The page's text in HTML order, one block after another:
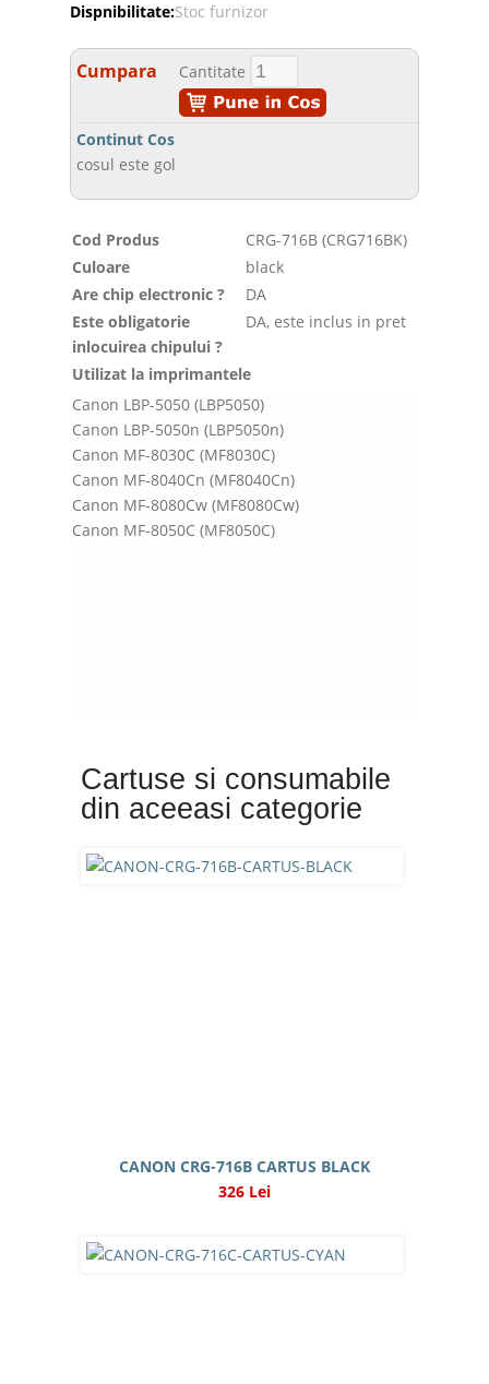
Dispnibilitate:Stoc furnizor
Cumpara Cantitate
Continut Cos
cosul este gol
Cod Produs
CRG-716B (CRG716BK)
Culoare
black
Are chip electronic ?
DA
Este obligatorie
inlocuirea chipului ?
DA, este inclus in pret
Utilizat la imprimantele
Canon LBP-5050 (LBP5050)
Canon LBP-5050n (LBP5050n)
Canon MF-8030C (MF8030C)
Canon MF-8040Cn (MF8040Cn)
Canon MF-8080Cw (MF8080Cw)
Canon MF-8050C (MF8050C)
Cartuse si consumabile
din aceeasi categorie
CANON CRG-716B CARTUS BLACK
326 Lei